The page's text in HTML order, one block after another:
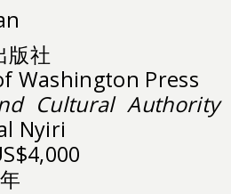
版社
Washington Press
Cultural Authority
Nyiri